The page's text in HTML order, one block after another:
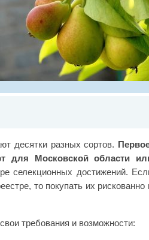
десятки разных сортов.
для Московской области
селекционных достижений.
то покупать их рискованно
требования и возможности: